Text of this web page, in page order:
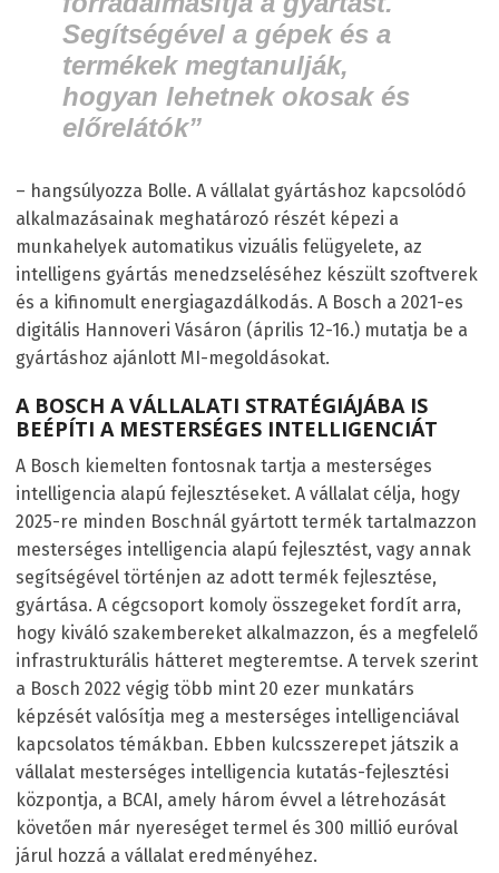
Segítségével a gépek és a
termékek megtanulják,
hogyan lehetnek okosak és
előrelátók”
– hangsúlyozza Bolle. A vállalat gyártáshoz kapcsolódó
alkalmazásainak meghatározó részét képezi a
munkahelyek automatikus vizuális felügyelete, az
intelligens gyártás menedzseléséhez készült szoftverek
és a kifinomult energiagazdálkodás. A Bosch a 2021-es
digitális Hannoveri Vásáron (április 12-16.) mutatja be a
gyártáshoz ajánlott MI-megoldásokat.
A BOSCH A VÁLLALATI STRATÉGIÁJÁBA IS
BEÉPÍTI A MESTERSÉGES INTELLIGENCIÁT
A Bosch kiemelten fontosnak tartja a mesterséges
intelligencia alapú fejlesztéseket. A vállalat célja, hogy
2025-re minden Boschnál gyártott termék tartalmazzon
mesterséges intelligencia alapú fejlesztést, vagy annak
segítségével történjen az adott termék fejlesztése,
gyártása. A cégcsoport komoly összegeket fordít arra,
hogy kiváló szakembereket alkalmazzon, és a megfelelő
infrastrukturális hátteret megteremtse. A tervek szerint
a Bosch 2022 végig több mint 20 ezer munkatárs
képzését valósítja meg a mesterséges intelligenciával
kapcsolatos témákban. Ebben kulcsszerepet játszik a
vállalat mesterséges intelligencia kutatás-fejlesztési
központja, a BCAI, amely három évvel a létrehozását
követően már nyereséget termel és 300 millió euróval
járul hozzá a vállalat eredményéhez.